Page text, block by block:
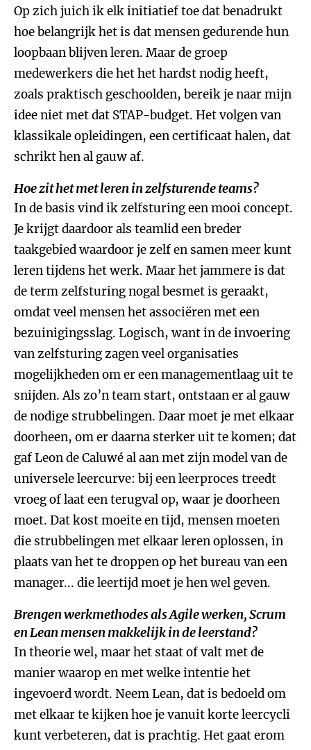
Op zich juich ik elk initiatief toe dat benadrukt
hoe belangrijk het is dat mensen gedurende hun
loopbaan blijven leren. Maar de groep
medewerkers die het het hardst nodig heeft,
zoals praktisch geschoolden, bereik je naar mijn
idee niet met dat STAP-budget. Het volgen van
klassikale opleidingen, een certificaat halen, dat
schrikt hen al gauw af.
Hoe zit het met leren in zelfsturende teams?
In de basis vind ik zelfsturing een mooi concept.
Je krijgt daardoor als teamlid een breder
taakgebied waardoor je zelf en samen meer kunt
leren tijdens het werk. Maar het jammere is dat
de term zelfsturing nogal besmet is geraakt,
omdat veel mensen het associëren met een
bezuinigingsslag. Logisch, want in de invoering
van zelfsturing zagen veel organisaties
mogelijkheden om er een managementlaag uit te
snijden. Als zo’n team start, ontstaan er al gauw
de nodige strubbelingen. Daar moet je met elkaar
doorheen, om er daarna sterker uit te komen; dat
gaf Leon de Caluwé al aan met zijn model van de
universele leercurve: bij een leerproces treedt
vroeg of laat een terugval op, waar je doorheen
moet. Dat kost moeite en tijd, mensen moeten
die strubbelingen met elkaar leren oplossen, in
plaats van het te droppen op het bureau van een
manager... die leertijd moet je hen wel geven.
Brengen werkmethodes als Agile werken, Scrum
en Lean mensen makkelijk in de leerstand?
In theorie wel, maar het staat of valt met de
manier waarop en met welke intentie het
ingevoerd wordt. Neem Lean, dat is bedoeld om
met elkaar te kijken hoe je vanuit korte leercycli
kunt verbeteren, dat is prachtig. Het gaat erom